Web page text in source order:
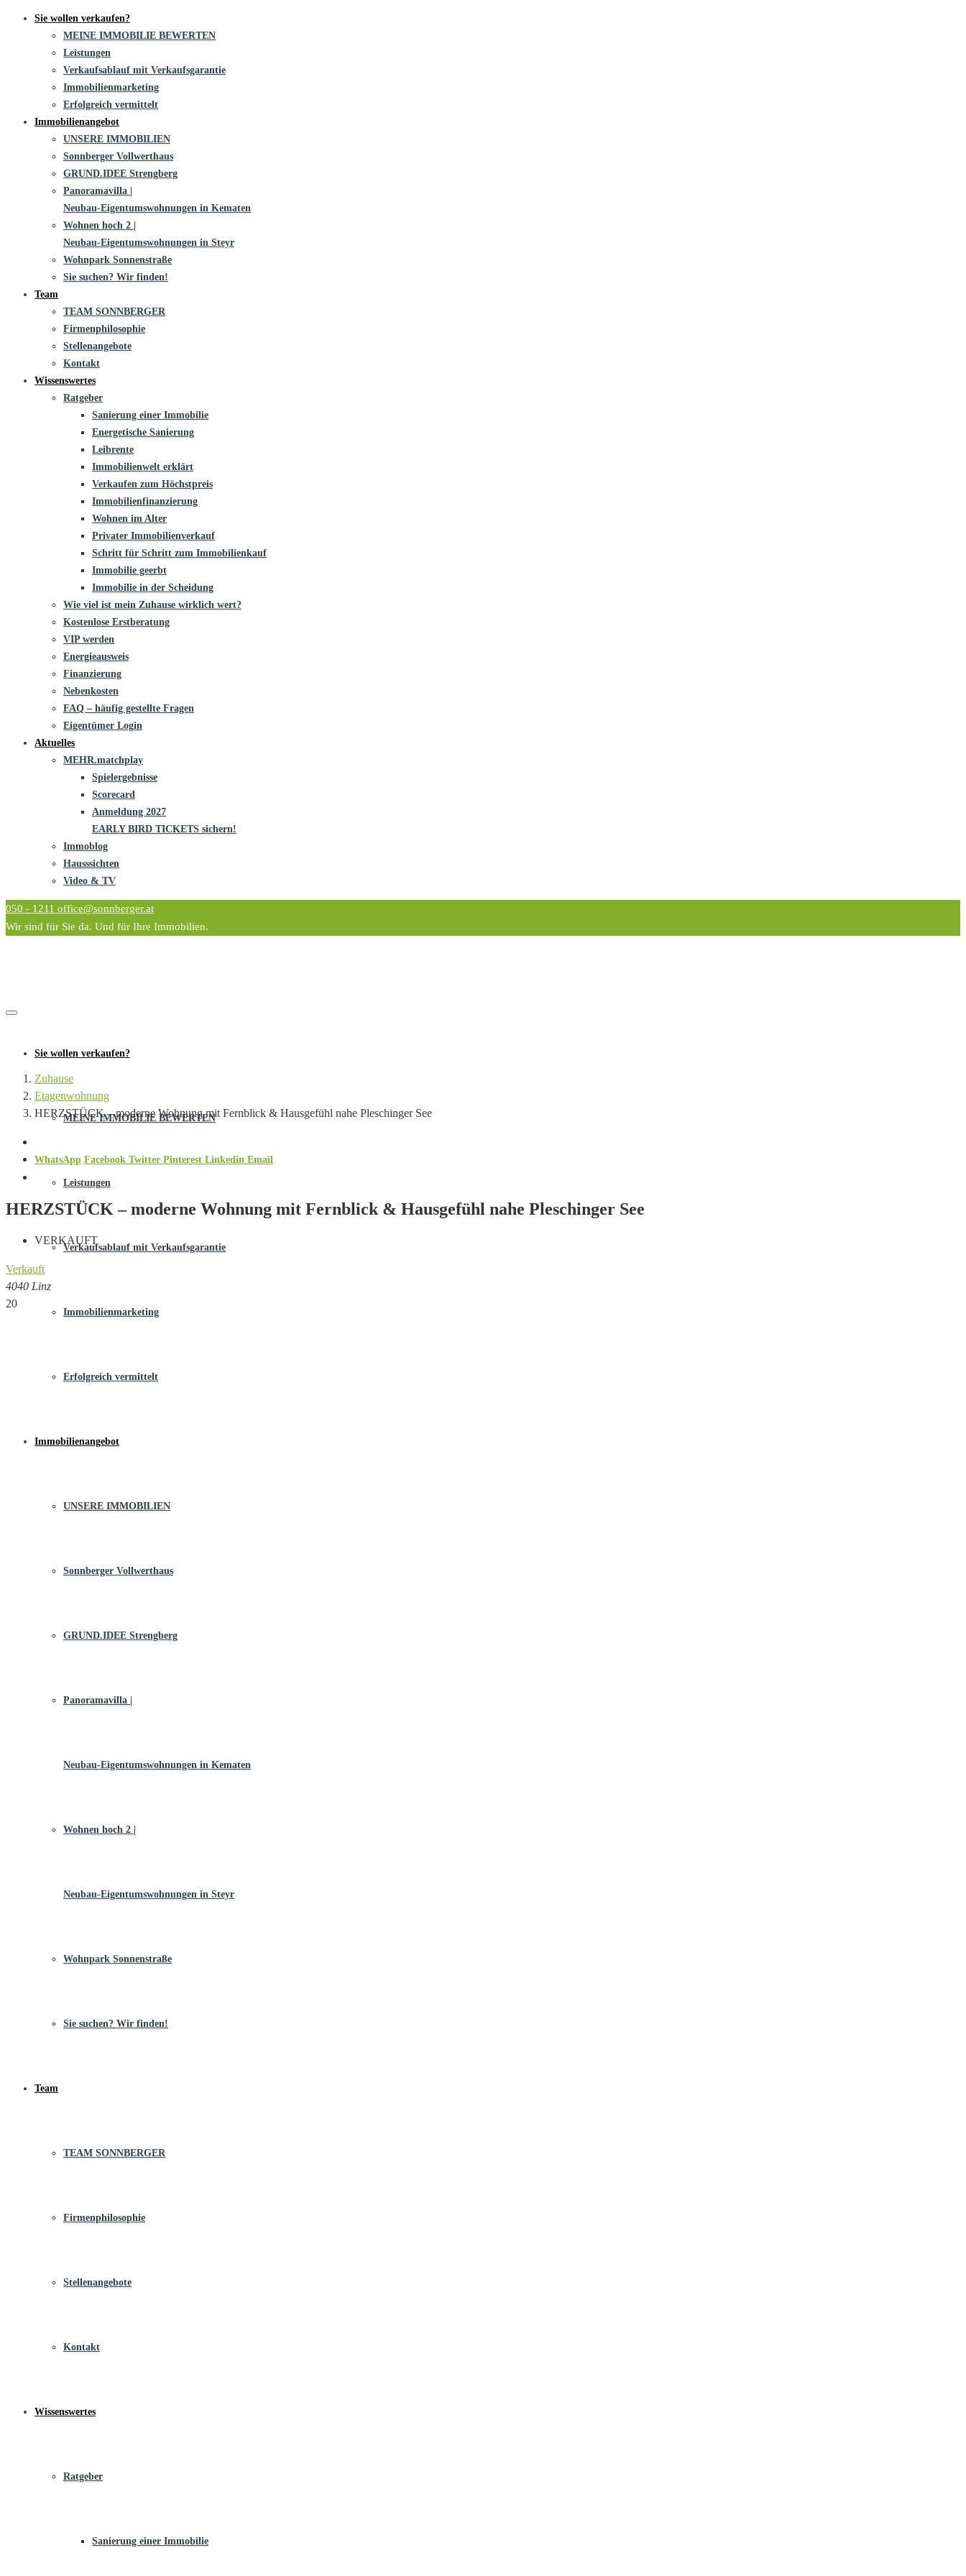
Sie wollen verkaufen?
MEINE IMMOBILIE BEWERTEN
Leistungen
Verkaufsablauf mit Verkaufsgarantie
Immobilienmarketing
Erfolgreich vermittelt
Immobilienangebot
UNSERE IMMOBILIEN
Sonnberger Vollwerthaus
GRUND.IDEE Strengberg
Panoramavilla |
Neubau-Eigentums­­wohnungen in Kematen
Wohnen hoch 2 |
Neubau-Eigentumswohnungen in Steyr
Wohnpark Sonnenstraße
Sie suchen? Wir finden!
Team
TEAM SONNBERGER
Firmenphilosophie
Stellenangebote
Kontakt
Wissenswertes
Ratgeber
Sanierung einer Immobilie
Energetische Sanierung
Leibrente
Immobilienwelt erklärt
Verkaufen zum Höchstpreis
Immobilienfinanzierung
Wohnen im Alter
Privater Immobilienverkauf
Schritt für Schritt zum Immobilienkauf
Immobilie geerbt
Immobilie in der Scheidung
Wie viel ist mein Zuhause wirklich wert?
Kostenlose Erstberatung
VIP werden
Energieausweis
Finanzierung
Nebenkosten
FAQ – häufig gestellte Fragen
Eigentümer Login
Aktuelles
MEHR.matchplay
Spielergebnisse
Scorecard
Anmeldung 2027
EARLY BIRD TICKETS sichern!
Immoblog
Hausssichten
Video & TV
050 - 1211 office@sonnberger.at
Wir sind für Sie da. Und für Ihre Immobilien.
Sie wollen verkaufen?
MEINE IMMOBILIE BEWERTEN
Leistungen
Verkaufsablauf mit Verkaufsgarantie
Immobilienmarketing
Erfolgreich vermittelt
Immobilienangebot
UNSERE IMMOBILIEN
Sonnberger Vollwerthaus
GRUND.IDEE Strengberg
Panoramavilla |
Neubau-Eigentums­­wohnungen in Kematen
Wohnen hoch 2 |
Neubau-Eigentumswohnungen in Steyr
Wohnpark Sonnenstraße
Sie suchen? Wir finden!
Team
TEAM SONNBERGER
Firmenphilosophie
Stellenangebote
Kontakt
Wissenswertes
Ratgeber
Sanierung einer Immobilie
Zuhause
Etagenwohnung
HERZSTÜCK – moderne Wohnung mit Fernblick & Hausgefühl nahe Pleschinger See
WhatsApp Facebook Twitter Pinterest Linkedin Email
HERZSTÜCK – moderne Wohnung mit Fernblick & Hausgefühl nahe Pleschinger See
VERKAUFT
Verkauft
4040 Linz
20